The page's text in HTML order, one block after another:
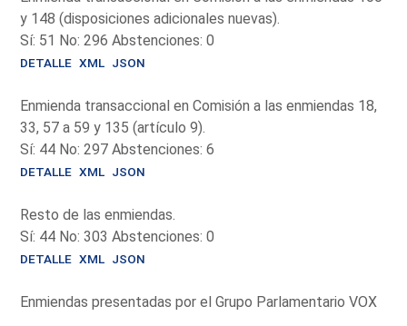
y 148 (disposiciones adicionales nuevas).
Sí: 51 No: 296 Abstenciones: 0
DETALLE XML JSON
Enmienda transaccional en Comisión a las enmiendas 18,
33, 57 a 59 y 135 (artículo 9).
Sí: 44 No: 297 Abstenciones: 6
DETALLE XML JSON
Resto de las enmiendas.
Sí: 44 No: 303 Abstenciones: 0
DETALLE XML JSON
Enmiendas presentadas por el Grupo Parlamentario VOX